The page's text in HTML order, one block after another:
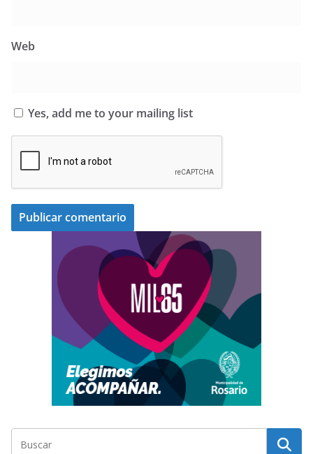
Web
Yes, add me to your mailing list